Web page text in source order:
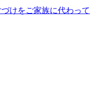
けをご家族に代わって